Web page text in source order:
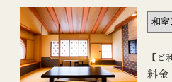
【ご
料金